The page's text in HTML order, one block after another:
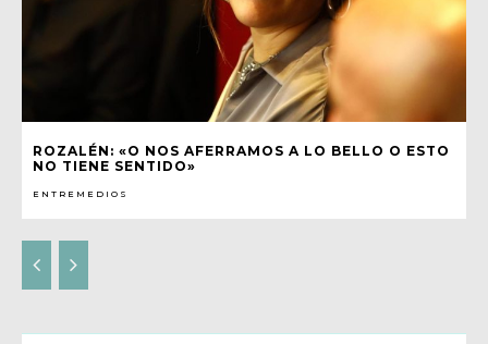
ROZALÉN: «O NOS AFERRAMOS A LO BELLO O ESTO
NO TIENE SENTIDO»
ENTREMEDIOS